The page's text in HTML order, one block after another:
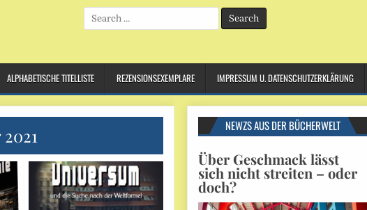
Search
for:
ALPHABETISCHE TITELLISTE REZENSIONSEXEMPLARE IMPRESSUM U. DATENSCHUTZERKLÄRUNG
NEWZS AUS DER BÜCHERWELT
Über Geschmack lässt
sich nicht streiten – oder
doch?